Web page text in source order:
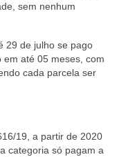
sem nenhum
29 de julho se pago
até 05 meses, com
cada parcela ser
19, a partir de 2020
categoria só pagam a